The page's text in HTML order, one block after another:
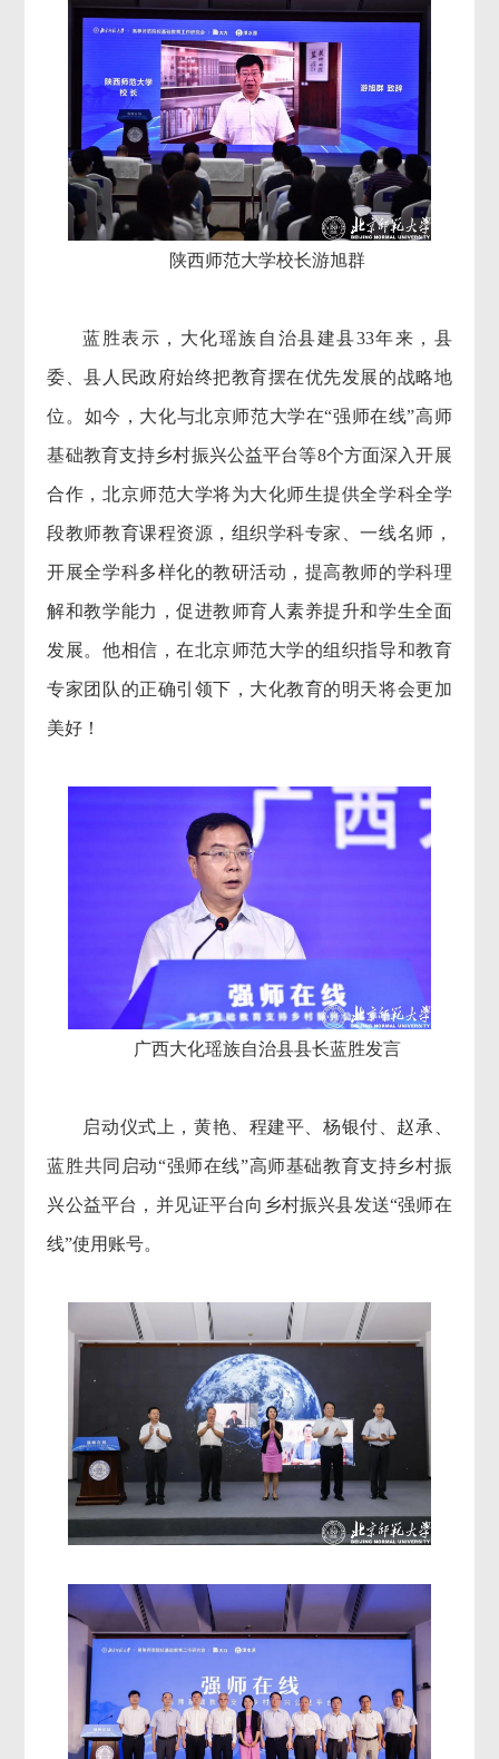
陕西师范大学校长游旭群
蓝胜表示，大化瑶族自治县建县33年来，县
委、县人民政府始终把教育摆在优先发展的战略地
位。如今，大化与北京师范大学在“强师在线”高师
基础教育支持乡村振兴公益平台等8个方面深入开展
合作，北京师范大学将为大化师生提供全学科全学
段教师教育课程资源，组织学科专家、一线名师，
开展全学科多样化的教研活动，提高教师的学科理
解和教学能力，促进教师育人素养提升和学生全面
发展。他相信，在北京师范大学的组织指导和教育
专家团队的正确引领下，大化教育的明天将会更加
美好！
广西大化瑶族自治县县长蓝胜发言
启动仪式上，黄艳、程建平、杨银付、赵承、
蓝胜共同启动“强师在线”高师基础教育支持乡村振
兴公益平台，并见证平台向乡村振兴县发送“强师在
线”使用账号。